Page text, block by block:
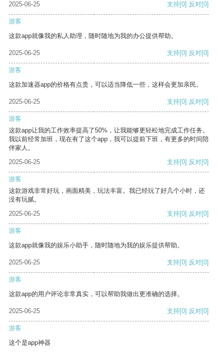
2025-06-25 支持[0] 反对[0]
游客
这款app就像我的私人助理，随时随地为我的办公提供帮助。
2025-06-25 支持[0] 反对[0]
游客
这款加速器app的价格有点贵，可以适当降低一些，这样会更加亲民。
2025-06-25 支持[0] 反对[0]
游客
这款app让我的工作效率提高了50%，让我能够更轻松地完成工作任务。
我以前经常加班，现在有了这个app，我可以提前下班，有更多的时间陪
伴家人。
2025-06-25
支持[0] 反对[0]
游客
这款游戏非常好玩，画面精美，玩法丰富。我已经玩了好几个小时，还
没有玩腻。
2025-06-25
支持[0] 反对[0]
游客
这款app就像我的娱乐小助手，随时随地为我的娱乐提供帮助。
2025-06-25 支持[0] 反对[0]
游客
这款app的用户评论非常真实，可以帮助我做出更准确的选择。
2025-06-25 支持[0] 反对[0]
游客
这个是app神器